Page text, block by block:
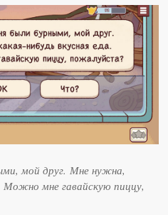
мой друг. Мне нужна,
Можно мне гавайскую пиццу,